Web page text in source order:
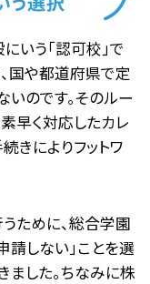
いう「認可校」で
国や都道府県で定
のです。そのルー
早く対応したカレ
きによりフットワ
ために、総合学園
請しない」ことを選
ました。ちなみに株